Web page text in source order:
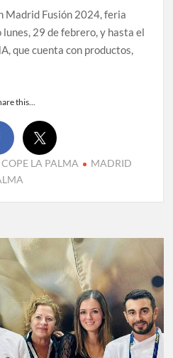
Madrid Fusión 2024, feria
29 de febrero, y hasta el
que cuenta con productos,
this...
COPE LA PALMA
MADRID